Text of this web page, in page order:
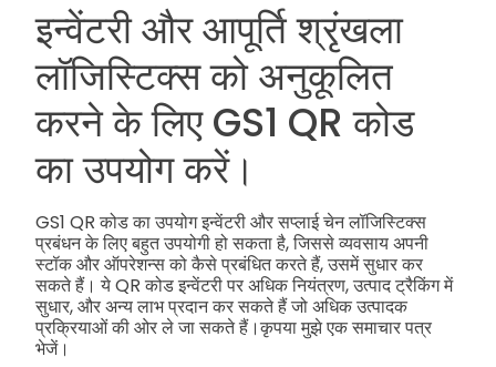
इन्वेंटरी और आपूर्ति श्रृंखला
लॉजिस्टिक्स को अनुकूलित
करने के लिए GS1 QR कोड
का उपयोग करें।
GS1 QR कोड का उपयोग इन्वेंटरी और सप्लाई चेन लॉजिस्टिक्स
प्रबंधन के लिए बहुत उपयोगी हो सकता है, जिससे व्यवसाय अपनी
स्टॉक और ऑपरेशन्स को कैसे प्रबंधित करते हैं, उसमें सुधार कर
सकते हैं। ये QR कोड इन्वेंटरी पर अधिक नियंत्रण, उत्पाद ट्रैकिंग में
सुधार, और अन्य लाभ प्रदान कर सकते हैं जो अधिक उत्पादक
प्रक्रियाओं की ओर ले जा सकते हैं।कृपया मुझे एक समाचार पत्र
भेजें।